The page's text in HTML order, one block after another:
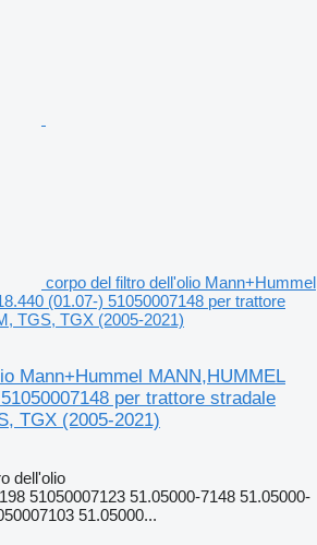
corpo del filtro dell'olio Mann+Hummel
(01.07-) 51050007148 per trattore
TGS, TGX (2005-2021)
Mann+Hummel MANN,HUMMEL
per trattore stradale
TGX (2005-2021)
dell'olio
51050007123 51.05000-7148 51.05000-
51.05000...